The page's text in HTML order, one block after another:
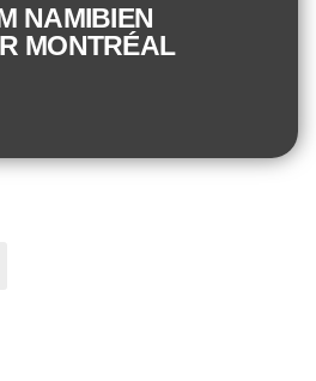
NAMIBIEN
MONTRÉAL